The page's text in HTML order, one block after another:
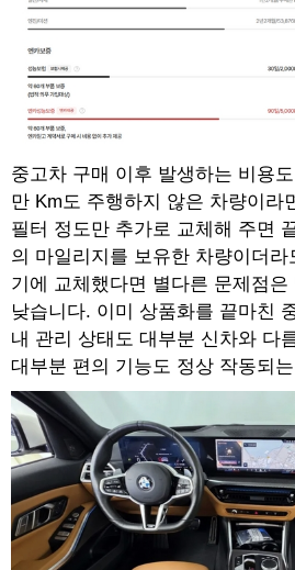
중고차 구매 이후 발생하는 비용
만 Km도 주행하지 않은 차량이라
필터 정도만 추가로 교체해 주면
의 마일리지를 보유한 차량이더
기에 교체했다면 별다른 문제점
낮습니다. 이미 상품화를 끝마친
내 관리 상태도 대부분 신차와 다
대부분 편의 기능도 정상 작동되